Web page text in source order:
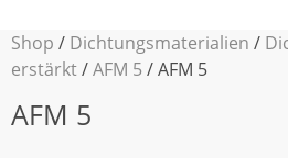
Shop / Dichtungsmaterialien /
erstärkt/AFM 5/ AFM 5
AFM 5